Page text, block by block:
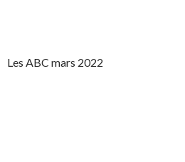
Les ABC mars 2022